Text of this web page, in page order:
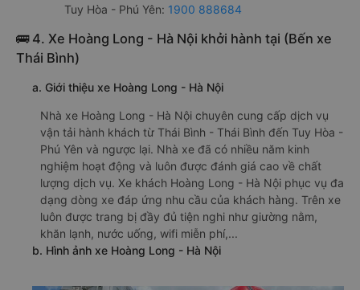
Tuy Hòa - Phú Yên: 1900 888684
🚌 4. Xe Hoàng Long - Hà Nội khởi hành tại (Bến xe
Thái Bình)
a. Giới thiệu xe Hoàng Long - Hà Nội
Nhà xe Hoàng Long - Hà Nội chuyên cung cấp dịch vụ
vận tải hành khách từ Thái Bình - Thái Bình đến Tuy Hòa -
Phú Yên và ngược lại. Nhà xe đã có nhiều năm kinh
nghiệm hoạt động và luôn được đánh giá cao về chất
lượng dịch vụ. Xe khách Hoàng Long - Hà Nội phục vụ đa
dạng dòng xe đáp ứng nhu cầu của khách hàng. Trên xe
luôn được trang bị đầy đủ tiện nghi như giường nằm,
khăn lạnh, nước uống, wifi miễn phí,...
b. Hình ảnh xe Hoàng Long - Hà Nội